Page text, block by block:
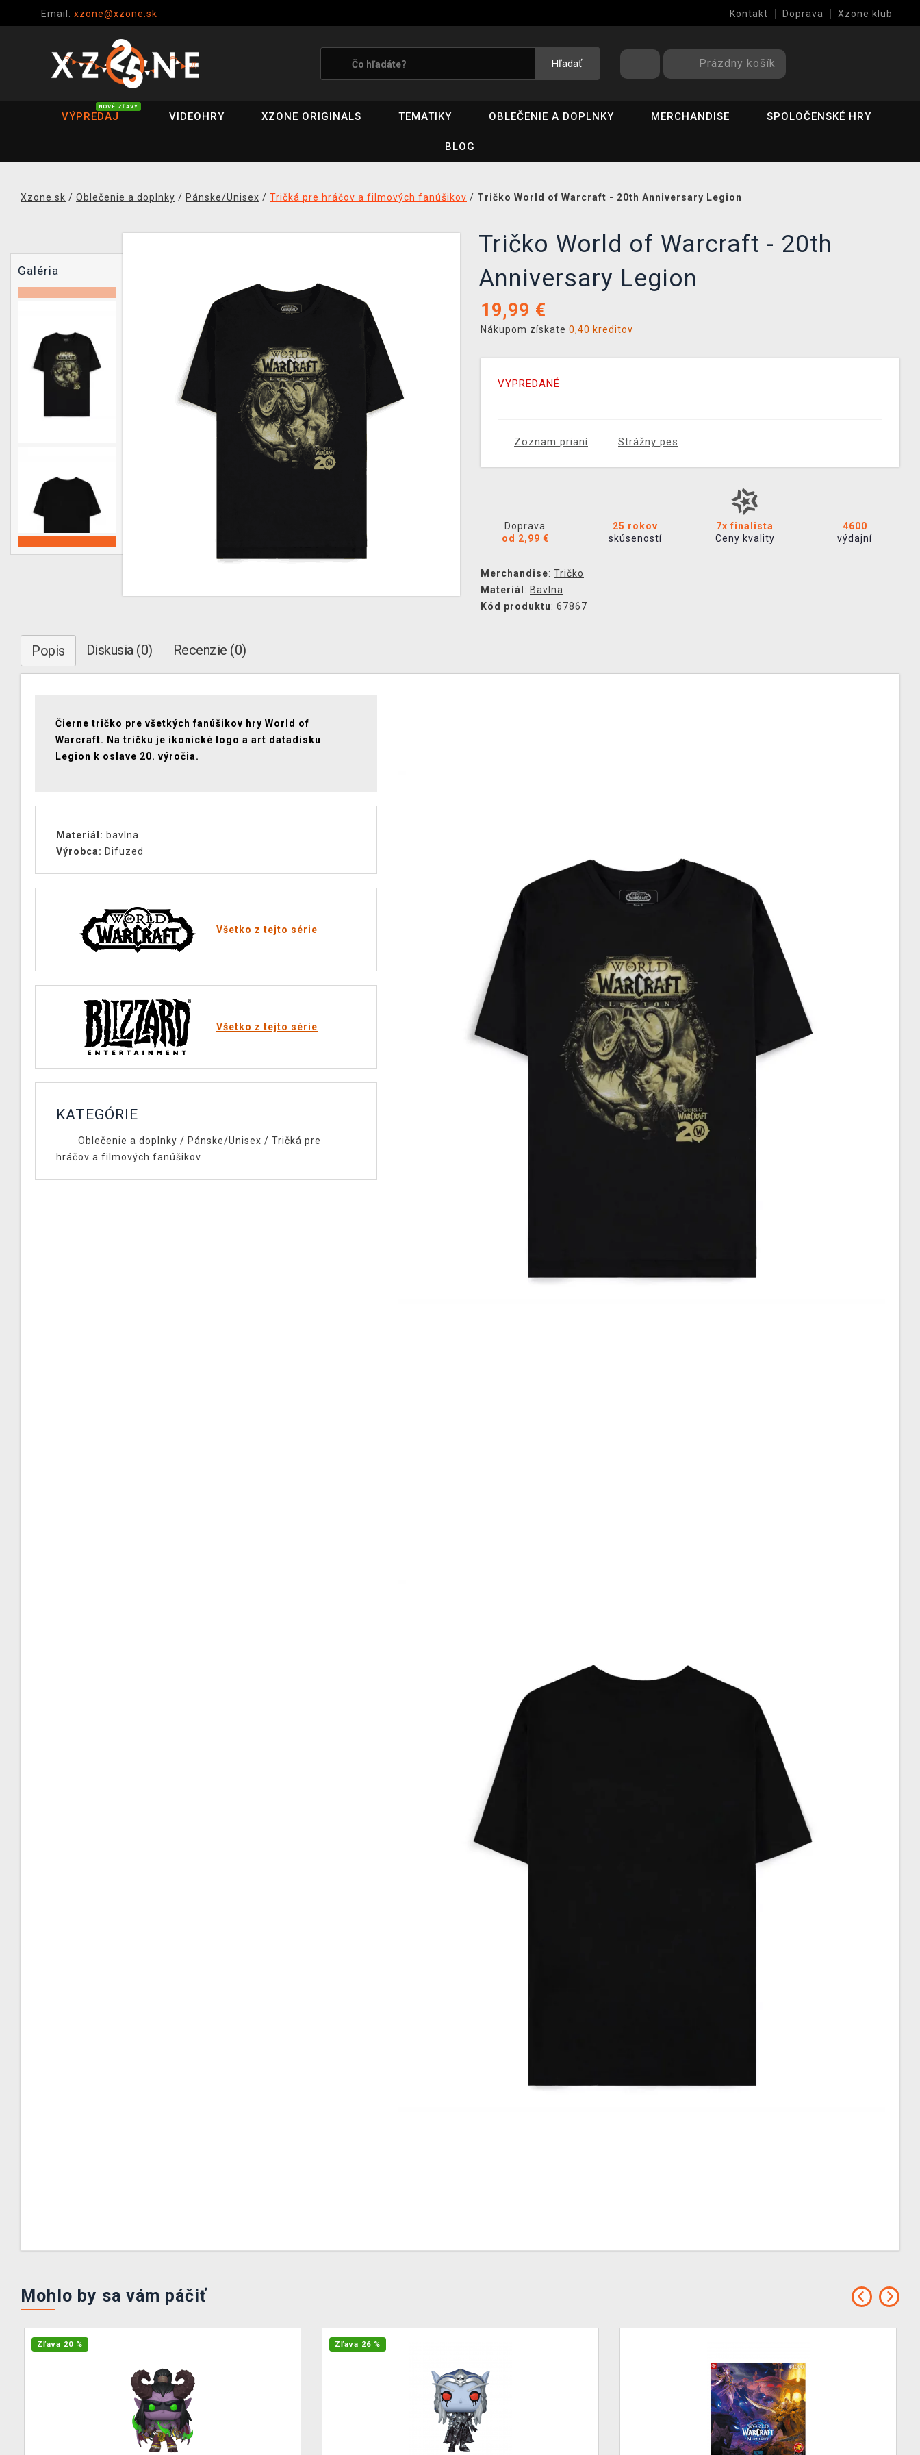
Email: xzone@xzone.sk Kontakt Doprava Xzone klub
Hľadať Prázdny košík
VÝPREDAJ
NOVÉ ZĽAVY
VIDEOHRY XZONE ORIGINALS TEMATIKY OBLEČENIE A DOPLNKY MERCHANDISE SPOLOČENSKÉ HRY
BLOG
Xzone.sk / Oblečenie a doplnky / Pánske/Unisex / Tričká pre hráčov a filmových fanúšikov / Tričko World of Warcraft - 20th Anniversary Legion
Galéria
Tričko World of Warcraft - 20th
Anniversary Legion
19,99 €
Nákupom získate 0,40 kreditov
VYPREDANÉ
Zoznam prianí Strážny pes
Doprava
od 2,99 €
25 rokov
skúseností
7x finalista
Ceny kvality
4600
výdajní
Merchandise: Tričko
Materiál : Bavlna
Kód produktu: 67867
Popis Diskusia (0) Recenzie (0)
Čierne tričko pre všetkých fanúšikov hry World of
Warcraft. Na tričku je ikonické logo a art datadisku
Legion k oslave 20. výročia.
Materiál: bavlna
Výrobca: Difuzed
Všetko z tejto série
Všetko z tejto série
KATEGÓRIE
Oblečenie a doplnky / Pánske/Unisex / Tričká pre
hráčov a filmových fanúšikov
Mohlo by sa vám páčiť
Zľava 20 % Zľava 26 %